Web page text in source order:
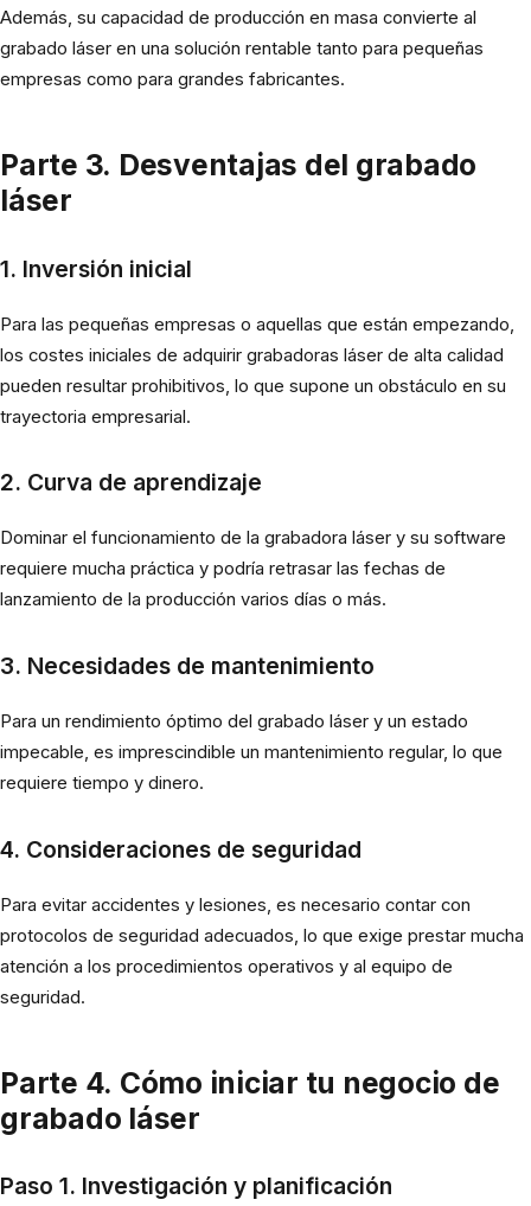
Además, su capacidad de producción en masa convierte al
grabado láser en una solución rentable tanto para pequeñas
empresas como para grandes fabricantes.
Parte 3. Desventajas del grabado
láser
1. Inversión inicial
Para las pequeñas empresas o aquellas que están empezando,
los costes iniciales de adquirir grabadoras láser de alta calidad
pueden resultar prohibitivos, lo que supone un obstáculo en su
trayectoria empresarial.
2. Curva de aprendizaje
Dominar el funcionamiento de la grabadora láser y su software
requiere mucha práctica y podría retrasar las fechas de
lanzamiento de la producción varios días o más.
3. Necesidades de mantenimiento
Para un rendimiento óptimo del grabado láser y un estado
impecable, es imprescindible un mantenimiento regular, lo que
requiere tiempo y dinero.
4. Consideraciones de seguridad
Para evitar accidentes y lesiones, es necesario contar con
protocolos de seguridad adecuados, lo que exige prestar mucha
atención a los procedimientos operativos y al equipo de
seguridad.
Parte 4. Cómo iniciar tu negocio de
grabado láser
Paso 1. Investigación y planificación